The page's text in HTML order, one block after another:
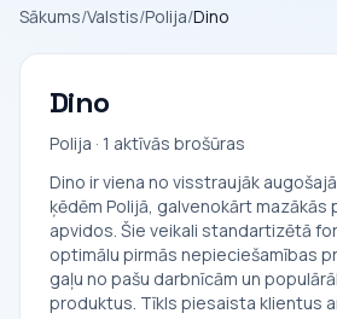
Sākums/Valstis/Polija/Dino
Dino
Polija · 1 aktīvās brošūras
Dino ir viena no visstraujāk
ķēdēm Polijā, galvenokārt mazākās
apvidos. Šie veikali standartizētā
optimālu pirmās nepieciešamības
gaļu no pašu darbnīcām un
produktus. Tīkls piesaista klientus